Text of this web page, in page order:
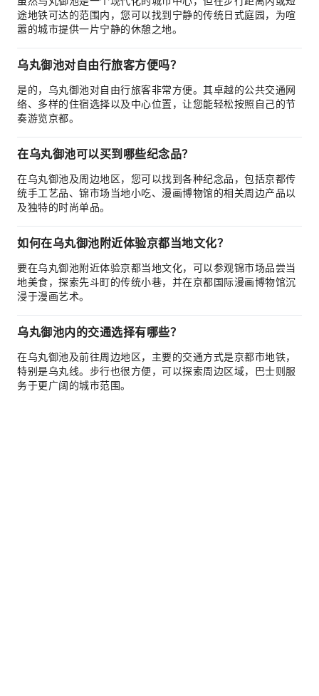
途地铁可达的范围内，您可以找到宁静的传统日式庭园，为喧
嚣的城市提供一片宁静的休憩之地。
乌丸御池对自由行旅客方便吗？
是的，乌丸御池对自由行旅客非常方便。其卓越的公共交通网
络、多样的住宿选择以及中心位置，让您能轻松按照自己的节
奏游览京都。
在乌丸御池可以买到哪些纪念品？
在乌丸御池及周边地区，您可以找到各种纪念品，包括京都传
统手工艺品、锦市场当地小吃、漫画博物馆的相关周边产品以
及独特的时尚单品。
如何在乌丸御池附近体验京都当地文化？
要在乌丸御池附近体验京都当地文化，可以参观锦市场品尝当
地美食，探索先斗町的传统小巷，并在京都国际漫画博物馆沉
浸于漫画艺术。
乌丸御池内的交通选择有哪些？
在乌丸御池及前往周边地区，主要的交通方式是京都市地铁，
特别是乌丸线。步行也很方便，可以探索周边区域，巴士则服
务于更广阔的城市范围。